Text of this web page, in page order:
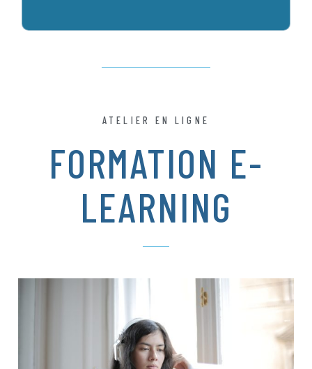
ATELIER EN LIGNE
FORMATION E-
LEARNING